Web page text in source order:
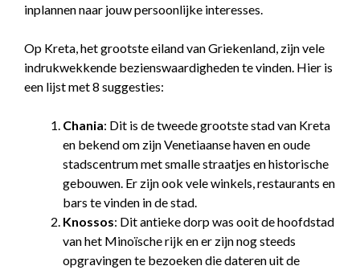
inplannen naar jouw persoonlijke interesses.
Op Kreta, het grootste eiland van Griekenland, zijn vele
indrukwekkende bezienswaardigheden te vinden. Hier is
een lijst met 8 suggesties:
Chania: Dit is de tweede grootste stad van Kreta
en bekend om zijn Venetiaanse haven en oude
stadscentrum met smalle straatjes en historische
gebouwen. Er zijn ook vele winkels, restaurants en
bars te vinden in de stad.
Knossos: Dit antieke dorp was ooit de hoofdstad
van het Minoïsche rijk en er zijn nog steeds
opgravingen te bezoeken die dateren uit de